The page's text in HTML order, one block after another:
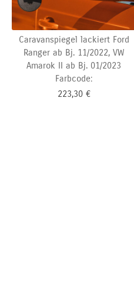
Caravanspiegel lackiert Ford
Ranger ab Bj. 11/2022, VW
Amarok II ab Bj. 01/2023
Farbcode:
223,30€